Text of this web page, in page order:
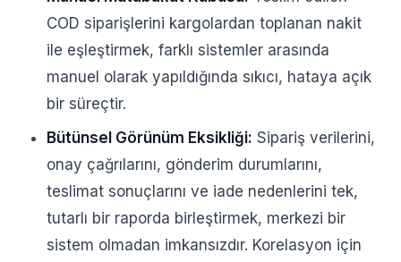
COD siparişlerini kargolardan toplanan nakit
ile eşleştirmek, farklı sistemler arasında
manuel olarak yapıldığında sıkıcı, hataya açık
bir süreçtir.
Bütünsel Görünüm Eksikliği: Sipariş verilerini,
onay çağrılarını, gönderim durumlarını,
teslimat sonuçlarını ve iade nedenlerini tek,
tutarlı bir raporda birleştirmek, merkezi bir
sistem olmadan imkansızdır. Korelasyon için